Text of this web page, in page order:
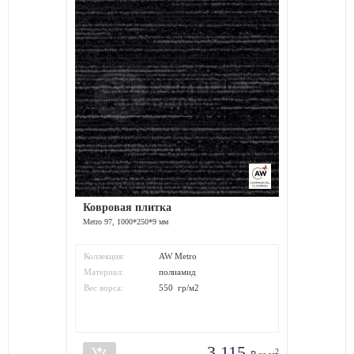
Ковровая плитка
Metro 97, 1000*250*9 мм
Коллекция:
AW Metro
Материал:
полиамид
Вес ворса:
550 гр/м2
2